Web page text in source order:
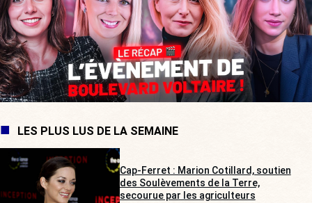
LES PLUS LUS DE LA SEMAINE
Cap-Ferret : Marion Cotillard, soutien
des Soulèvements de la Terre,
secourue par les agriculteurs